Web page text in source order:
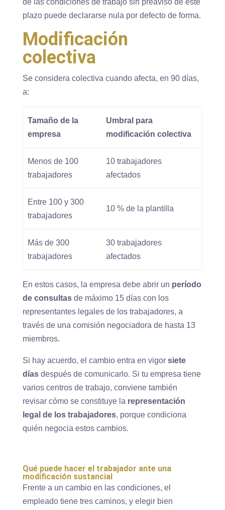
de las condiciones de trabajo sin preaviso de este
plazo puede declararse nula por defecto de forma.
Modificación
colectiva
Se considera colectiva cuando afecta, en 90 días,
a:
Tamaño de la
empresa
Umbral para
modificación colectiva
Menos de 100
trabajadores
10 trabajadores
afectados
Entre 100 y 300
trabajadores
10 % de la plantilla
Más de 300
trabajadores
30 trabajadores
afectados
En estos casos, la empresa debe abrir un período
de consultasde máximo 15 días con los
representantes legales de los trabajadores, a
través de una comisión negociadora de hasta 13
miembros.
Si hay acuerdo, el cambio entra en vigor siete
díasdespués de comunicarlo. Si tu empresa tiene
varios centros de trabajo, conviene también
revisar cómo se constituye la representación
legal de los trabajadores, porque condiciona
quién negocia estos cambios.
Qué puede hacer el trabajador ante una
modificación sustancial
Frente a un cambio en las condiciones, el
empleado tiene tres caminos, y elegir bien